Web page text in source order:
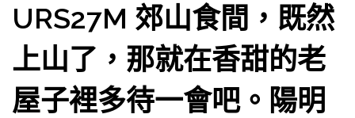
URS27M 郊山食間，既然
上山了，那就在香甜的老
屋子裡多待一會吧。陽明